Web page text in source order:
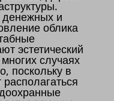
денежных и
облика
эстетический
случаях
поскольку в
располагаться